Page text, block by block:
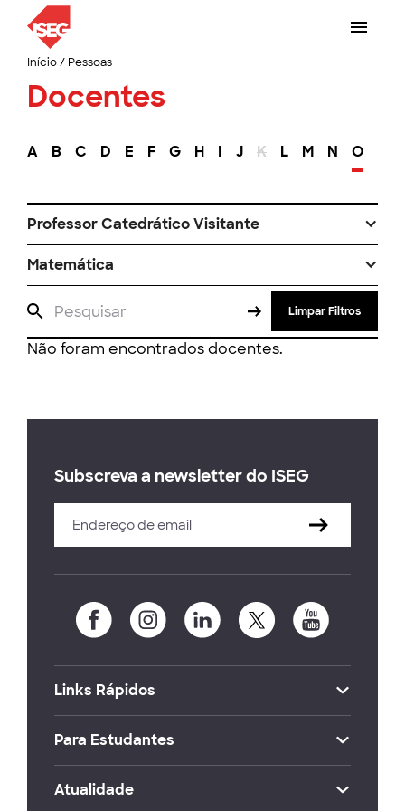
Início/ Pessoas
Docentes
A B C D E F G H I J K L M N O
Professor Catedrático Visitante
Matemática
Limpar Filtros
Não foram encontrados docentes.
Subscreva a newsletter do ISEG
Links Rápidos
Para Estudantes
Atualidade